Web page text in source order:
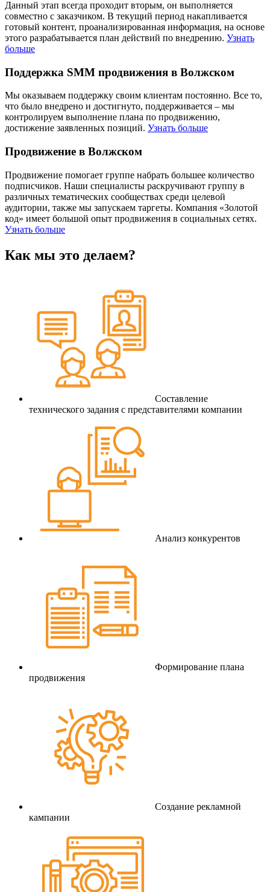
Данный этап всегда проходит вторым, он выполняется
совместно с заказчиком. В текущий период накапливается
готовый контент, проанализированная информация, на основе
этого разрабатывается план действий по внедрению. Узнать
больше
Поддержка SMM продвижения в Волжском
Мы оказываем поддержку своим клиентам постоянно. Все то,
что было внедрено и достигнуто, поддерживается – мы
контролируем выполнение плана по продвижению,
достижение заявленных позиций. Узнать больше
Продвижение в Волжском
Продвижение помогает группе набрать большее количество
подписчиков. Наши специалисты раскручивают группу в
различных тематических сообществах среди целевой
аудитории, также мы запускаем таргеты. Компания «Золотой
код» имеет большой опыт продвижения в социальных сетях.
Узнать больше
Как мы это делаем?
Составление
технического задания с представителями компании
Анализ конкурентов
Формирование плана
продвижения
Создание рекламной
кампании